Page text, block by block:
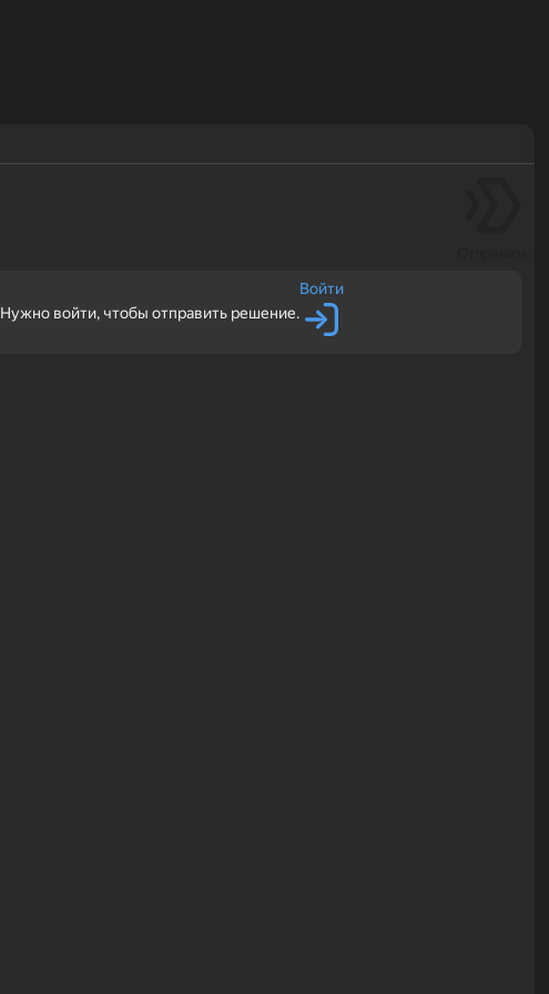
Нужно войти, чтобы отправить решение.
Войти